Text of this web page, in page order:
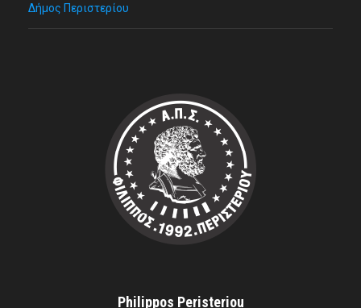
Δήμος Περιστερίου
Philippos Peristeriou